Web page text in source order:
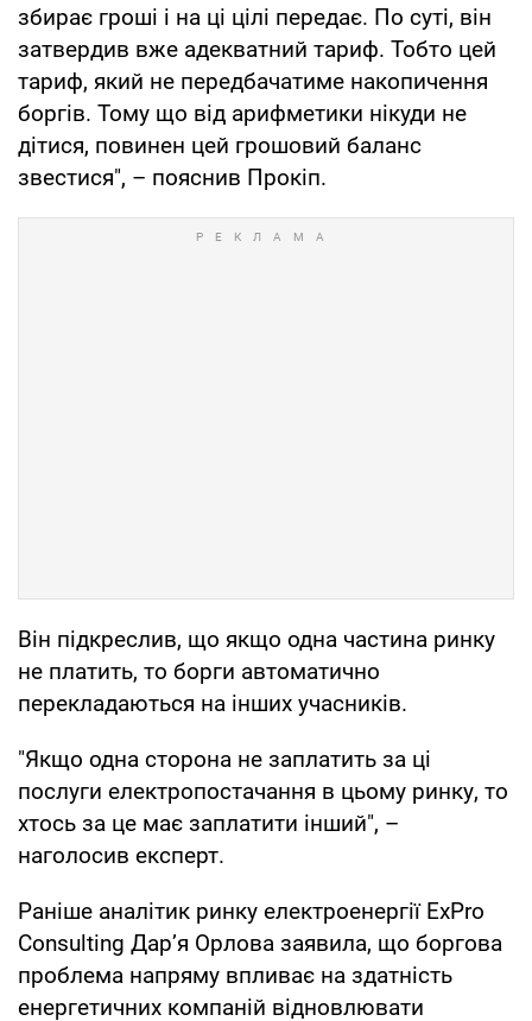
збирає гроші і на ці цілі передає. По суті, він
затвердив вже адекватний тариф. Тобто цей
тариф, який не передбачатиме накопичення
боргів. Тому що від арифметики нікуди не
дітися, повинен цей грошовий баланс
звестися", – пояснив Прокіп.
Він підкреслив, що якщо одна частина ринку
не платить, то борги автоматично
перекладаються на інших учасників.
"Якщо одна сторона не заплатить за ці
послуги електропостачання в цьому ринку, то
хтось за це має заплатити інший", –
наголосив експерт.
Раніше аналітик ринку електроенергії ExPro
Consulting Дар’я Орлова заявила, що боргова
проблема напряму впливає на здатність
енергетичних компаній відновлювати